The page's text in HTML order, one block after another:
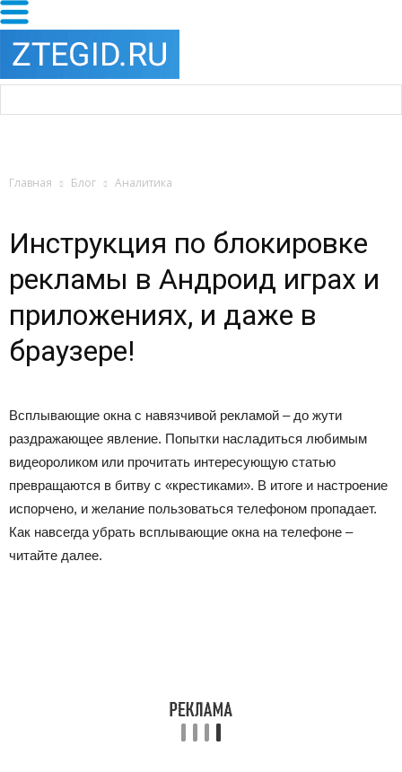
Главная Блог Аналитика
Инструкция по блокировке
рекламы в Андроид играх и
приложениях, и даже в
браузере!
Всплывающие окна с навязчивой рекламой – до жути
раздражающее явление. Попытки насладиться любимым
видеороликом или прочитать интересующую статью
превращаются в битву с «крестиками». В итоге и настроение
испорчено, и желание пользоваться телефоном пропадает.
Как навсегда убрать всплывающие окна на телефоне –
читайте далее.